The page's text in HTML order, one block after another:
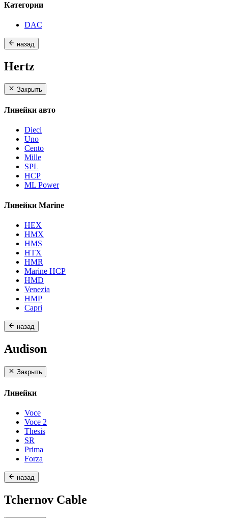
Категории
DAC
назад
Hertz
Закрыть
Линейки авто
Dieci
Uno
Cento
Mille
SPL
HCP
ML Power
Линейки Marine
HEX
HMX
HMS
HTX
HMR
Marine HCP
HMD
Venezia
HMP
Capri
назад
Audison
Закрыть
Линейки
Voce
Voce 2
Thesis
SR
Prima
Forza
назад
Tchernov Cable